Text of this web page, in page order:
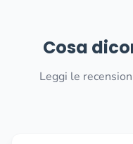
Cosa
Leggi le